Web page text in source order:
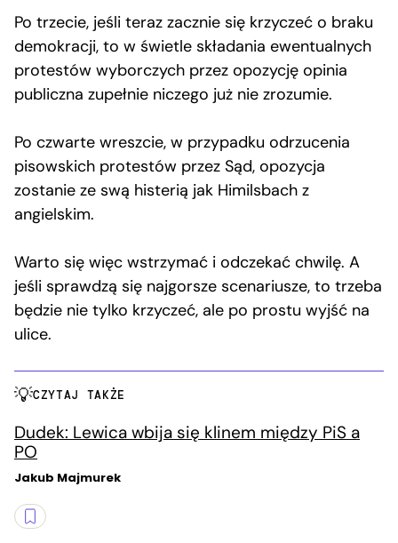
Po trzecie, jeśli teraz zacznie się krzyczeć o braku
demokracji, to w świetle składania ewentualnych
protestów wyborczych przez opozycję opinia
publiczna zupełnie niczego już nie zrozumie.
Po czwarte wreszcie, w przypadku odrzucenia
pisowskich protestów przez Sąd, opozycja
zostanie ze swą histerią jak Himilsbach z
angielskim.
Warto się więc wstrzymać i odczekać chwilę. A
jeśli sprawdzą się najgorsze scenariusze, to trzeba
będzie nie tylko krzyczeć, ale po prostu wyjść na
ulice.
CZYTAJ TAKŻE
Dudek: Lewica wbija się klinem między PiS a
PO
Jakub Majmurek